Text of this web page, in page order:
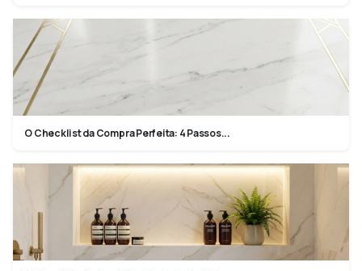
O Checklist da Compra Perfeita: 4 Passos...